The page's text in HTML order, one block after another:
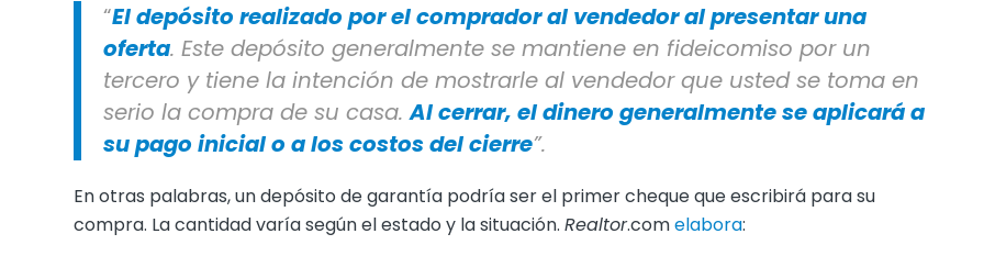
“El depósito realizado por el comprador al vendedor al presentar una
oferta. Este depósito generalmente se mantiene en fideicomiso por un
tercero y tiene la intención de mostrarle al vendedor que usted se toma en
serio la compra de su casa.Al cerrar, el dinero generalmente se aplicará a
su pago inicial o a los costos del cierre”.
En otras palabras, un depósito de garantía podría ser el primer cheque que escribirá para su
compra. La cantidad varía según el estado y la situación. Realtor.comelabora: